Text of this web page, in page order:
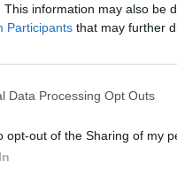
This information may also be
Participants that may further
Data Processing Opt Outs
opt-out of the Sharing of my
που κινείται από
χώρες της Μεσογείου:
και στο νέο χώρο